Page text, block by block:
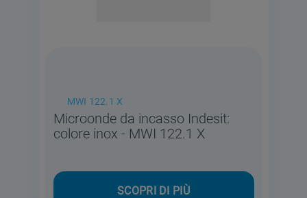
MWI 122.1 X
Microonde da incasso Indesit:
colore inox - MWI 122.1 X
SCOPRI DI PIÙ